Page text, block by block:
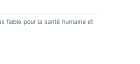
faible pour la santé humaine et